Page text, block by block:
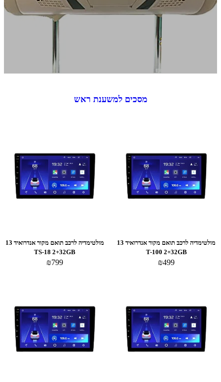
מסכים למשענת ראש
מולטימדיה לרכב תואם מקור אנדרואיד 13
T-100 2+32GB
₪499
מולטימדיה לרכב תואם מקור אנדרואיד 13
TS-18 2+32GB
₪799